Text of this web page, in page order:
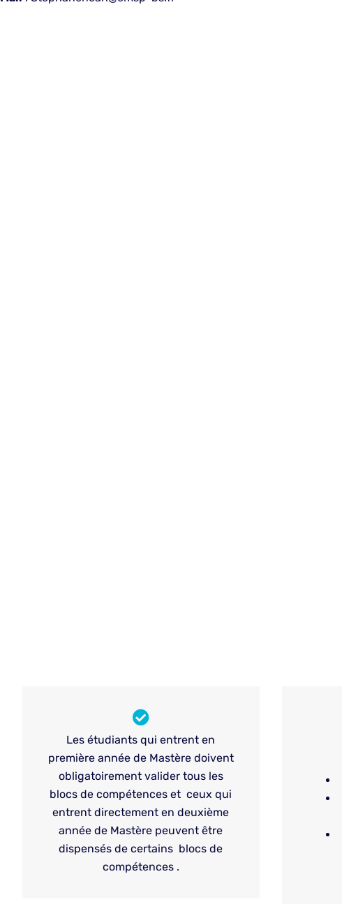
Les étudiants qui entrent en
première année de Mastère doivent
obligatoirement valider tous les
blocs de compétences et ceux qui
entrent directement en deuxième
année de Mastère peuvent être
dispensés de certains blocs de
compétences .